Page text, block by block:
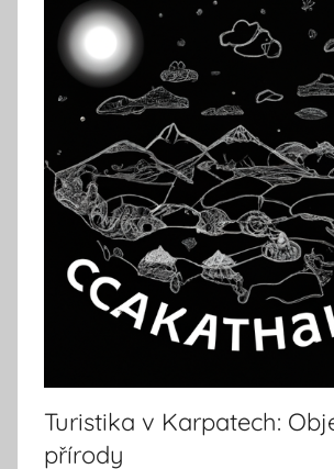
Turistika v Karpatech:
přírody